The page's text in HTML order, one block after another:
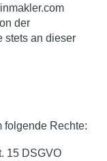
der
stets an dieser
folgende Rechte:
15 DSGVO